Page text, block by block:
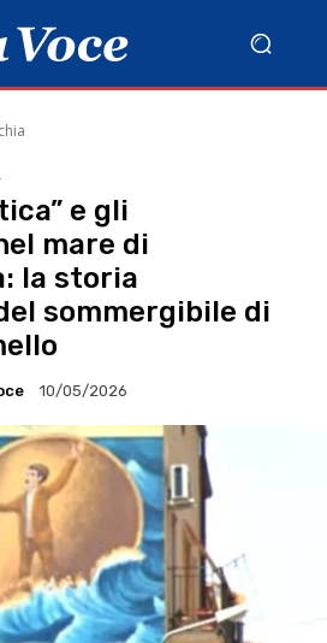
e gli
mare di
la storia
sommergibile di
10/05/2026